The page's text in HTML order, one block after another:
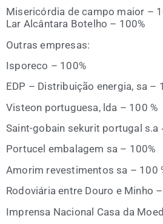
Mise­ri­cór­dia de cam­po maior –
Lar Alcân­ta­ra Botelho – 100%
Outras empre­sas:
Ispo­re­co – 100%
EDP – Dis­tri­buição ener­gia, sa –
Vis­teon por­tu­gue­sa, lda – 100 %
Saint-gobain seku­rit por­tu­gal s.a
Por­tu­cel emba­la­gem sa – 100%
Amo­rim reves­ti­men­tos sa – 100
Rodo­viá­ria entre Dou­ro e Minho
Impren­sa Nacio­nal Casa da